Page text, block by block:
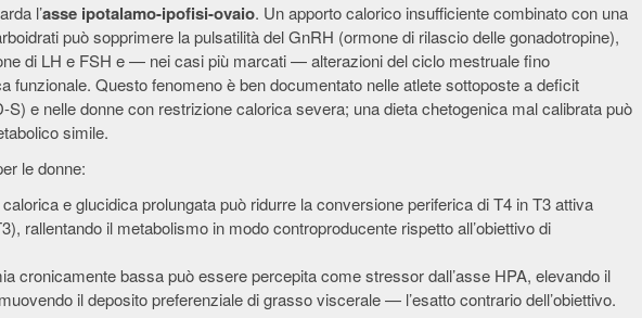
l’asse ipotalamo-ipofisi-ovaio. Un apporto calorico insufficiente combinato con una
può sopprimere la pulsatilità del GnRH (ormone di rilascio delle gonadotropine),
di LH e FSH e — nei casi più marcati — alterazioni del ciclo mestruale fino
funzionale. Questo fenomeno è ben documentato nelle atlete sottoposte a deficit
S) e nelle donne con restrizione calorica severa; una dieta chetogenica mal calibrata può
simile.
le donne:
e glucidica prolungata può ridurre la conversione periferica di T4 in T3 attiva
rallentando il metabolismo in modo controproducente rispetto all’obiettivo di
cronicamente bassa può essere percepita come stressor dall’asse HPA, elevando il
il deposito preferenziale di grasso viscerale — l’esatto contrario dell’obiettivo.